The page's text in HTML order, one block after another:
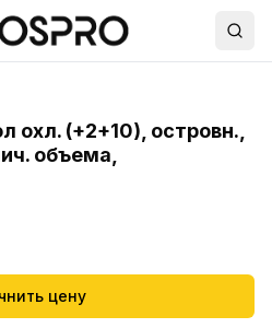
охл. (+2+10), островн.,
объема,
цену